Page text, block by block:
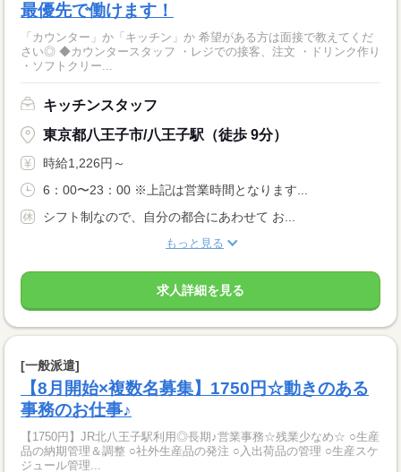
最優先で働けます！
「カウンター」か「キッチン」か 希望がある方は面接で教えてくだ
さい◎ ◆カウンタースタッフ ・レジでの接客、注文 ・ドリンク作り
・ソフトクリー...
キッチンスタッフ
東京都八王子市/八王子駅（徒歩 9分）
時給1,226円～
6：00〜23：00 ※上記は営業時間となります...
シフト制なので、自分の都合にあわせて お...
もっと見る
求人詳細を見る
[一般派遣]
【8月開始×複数名募集】1750円☆動きのある
事務のお仕事♪
【1750円】JR北八王子駅利用◎長期♪営業事務☆残業少なめ☆ ○生産
品の納期管理＆調整 ○社外生産品の発注 ○入出荷品の管理 ○生産スケ
ジュール管理...